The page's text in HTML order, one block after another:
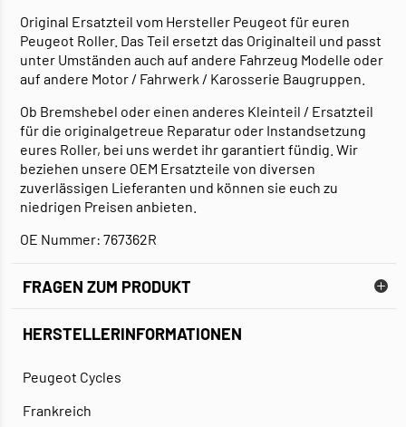
Original Ersatzteil vom Hersteller Peugeot für euren
Peugeot Roller. Das Teil ersetzt das Originalteil und passt
unter Umständen auch auf andere Fahrzeug Modelle oder
auf andere Motor / Fahrwerk / Karosserie Baugruppen.
Ob Bremshebel oder einen anderes Kleinteil / Ersatzteil
für die originalgetreue Reparatur oder Instandsetzung
eures Roller, bei uns werdet ihr garantiert fündig. Wir
beziehen unsere OEM Ersatzteile von diversen
zuverlässigen Lieferanten und können sie euch zu
niedrigen Preisen anbieten.
OE Nummer: 767362R
FRAGEN ZUM PRODUKT
HERSTELLERINFORMATIONEN
Peugeot Cycles
Frankreich